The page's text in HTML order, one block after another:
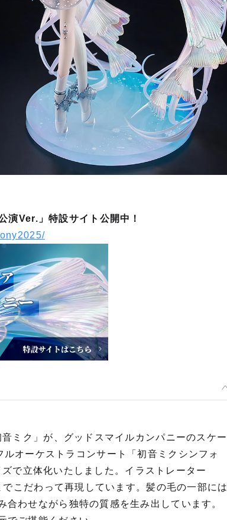
Ver.」特設サイト公開中！
ミク」が、グッドスマイルカンパニーのスケー
オーケストラコンサート「初音ミクシンフォ
で立体化いたしました。イラストレーター
こだわって再現しています。髪の毛の一部には
わせながら独特の質感を生み出しています。